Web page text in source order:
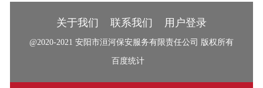
关于我们 联系我们 用户登录
@2020-2021 安阳市洹河保安服务有限责任公司 版权所有
百度统计